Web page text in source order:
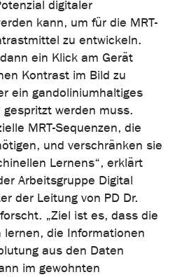
digitaler
kann, um für die MRT-
zu entwickeln.
ein Klick am Gerät
Kontrast im Bild zu
ein gandoliniumhaltiges
werden muss.
MRT-Sequenzen, die
und verschränken sie
Lernens“, erklärt
Arbeitsgruppe Digital
der Leitung von PD Dr.
„Ziel ist es, dass die
lernen, die Informationen
aus den Daten
im gewohnten